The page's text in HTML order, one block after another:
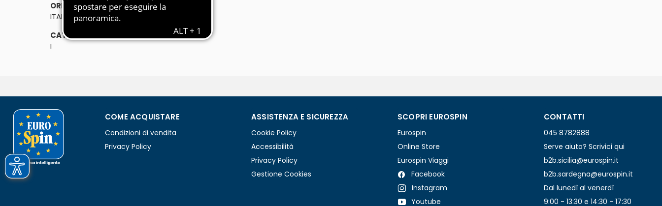
ORIGINE:
ITALIA
CATEGORIA:
I
COME ACQUISTARE
Condizioni di vendita
Privacy Policy
ASSISTENZA E SICUREZZA
Cookie Policy
Accessibilità
Privacy Policy
Gestione Cookies
SCOPRI EUROSPIN
Eurospin
Online Store
Eurospin Viaggi
Facebook
Instagram
Youtube
CONTATTI
045 8782888
Serve aiuto? Scrivici qui
b2b.sicilia@eurospin.it
b2b.sardegna@eurospin.it
Dal lunedì al venerdì
9:00 - 13:30 e 14:30 - 17:30